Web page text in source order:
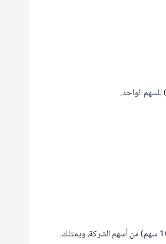
يمتلك المؤسس الأول عشرة آلاف سهم (10,000 سهم) من أسهم الشركة، ويمتلك المؤسس الثاني عشرة آلاف سهم (10,000 سهم) من أسهم الشركة، ويمتلك